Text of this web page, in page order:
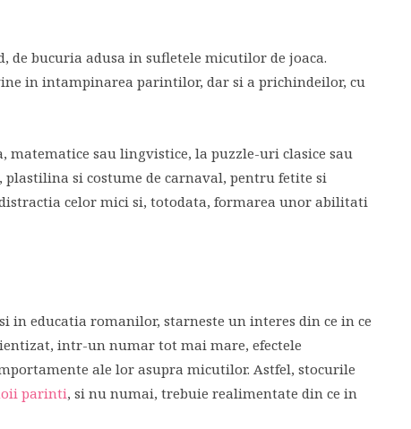
de bucuria adusa in sufletele micutilor de joaca.
in intampinarea parintilor, dar si a prichindeilor, cu
matematice sau lingvistice, la puzzle-uri clasice sau
, plastilina si costume de carnaval, pentru fetite si
celor mici si, totodata, formarea unor abilitati
in educatia romanilor, starneste un interes din ce in ce
intr-un numar tot mai mare, efectele
ale lor asupra micutilor. Astfel, stocurile
parinti, si nu numai, trebuie realimentate din ce in